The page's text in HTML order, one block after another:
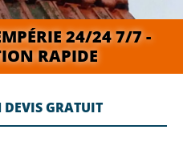
24/24 7/7 -
RAPIDE
GRATUIT